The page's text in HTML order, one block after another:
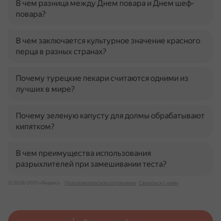
В чем разница между Днем повара и Днем шеф-
повара?
В чем заключается культурное значение красного
перца в разных странах?
Почему турецкие пекари считаются одними из
лучших в мире?
Почему зеленую капусту для долмы обрабатывают
кипятком?
В чем преимущества использования
разрыхлителей при замешивании теста?
© 2026 ООО «Яндекс» Пользовательское соглашение Связаться с нами